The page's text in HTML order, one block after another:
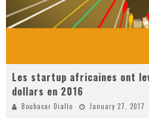
Les startup africaines ont
dollars en 2016
Boubacar Diallo January 27, 2017